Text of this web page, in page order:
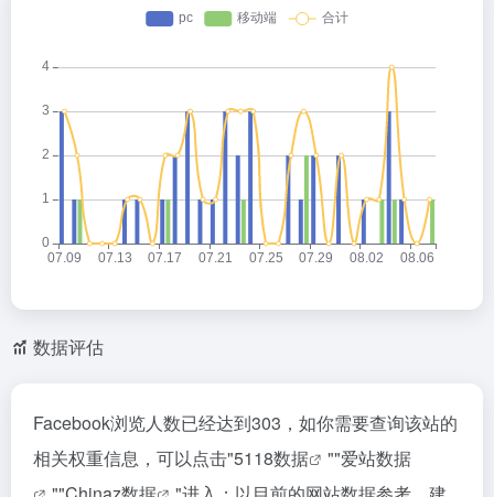
数据评估
Facebook浏览人数已经达到303，如你需要查询该站的
相关权重信息，可以点击"5118数据 ""爱站数据